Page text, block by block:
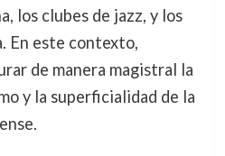
los clubes de jazz, y los
En este contexto,
de manera magistral la
y la superficialidad de la